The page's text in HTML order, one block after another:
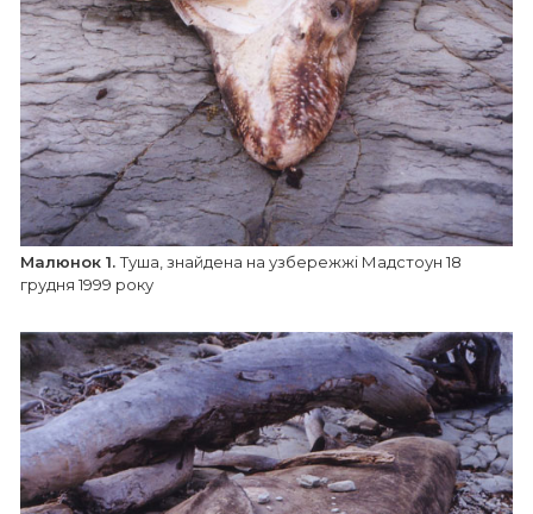
Малюнок 1.Туша, знайдена на узбережжі Мадстоун 18
грудня 1999 року